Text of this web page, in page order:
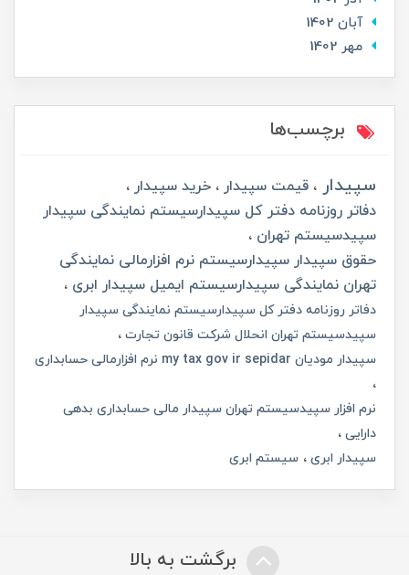
آبان 1402
مهر 1402
برچسب‌ها
سپیدار قیمت سپیدار
خرید سپیدار
دفاتر روزنامه دفتر کل سپیدارسیستم نمایندگی سپیدار
سپیدسیستم تهران
حقوق سپیدار سپیدارسیستم نرم افزارمالی نمایندگی
تهران نمایندگی سپیدارسیستم ایمیل سپیدار ابری
دفاتر روزنامه دفتر کل سپیدارسیستم نمایندگی سپیدار
سپیدسیستم تهران انحلال شرکت قانون تجارت
سپیدار مودیان my tax gov ir sepidar نرم افزارمالی حسابداری
نرم افزار سپیدسیستم تهران سپیدار مالی حسابداری بدهی
دارایی
سپیدار ابری
سیستم ابری
برگشت به بالا